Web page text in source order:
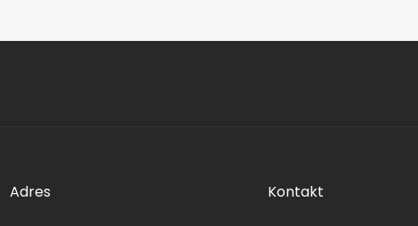
Adres Kontakt